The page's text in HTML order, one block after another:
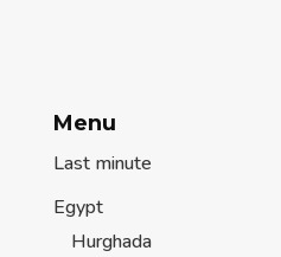
Menu
Last minute
Egypt
Hurghada